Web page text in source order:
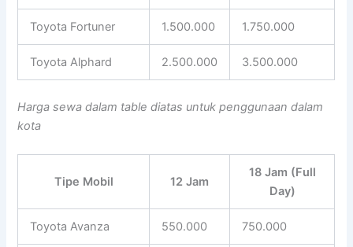
Toyota Fortuner 1.500.000 1.750.000
Toyota Alphard 2.500.000 3.500.000
Harga sewa dalam table diatas untuk penggunaan dalam
kota
Tipe Mobil 12 Jam
18 Jam (Full
Day)
Toyota Avanza 550.000 750.000